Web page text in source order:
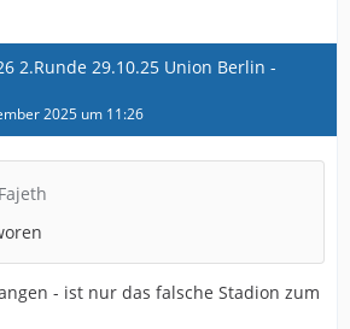
2.Runde 29.10.25 Union Berlin -
2025 um 11:26
- ist nur das falsche Stadion zum